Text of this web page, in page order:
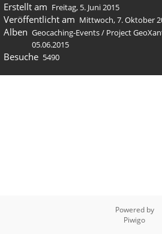
Erstellt am Freitag, 5. Juni 2015
Veröffentlicht am Mittwoch, 7. Oktober
Alben Geocaching-Events/ Project
05.06.2015
Besuche 5490
Powered by
Piwigo